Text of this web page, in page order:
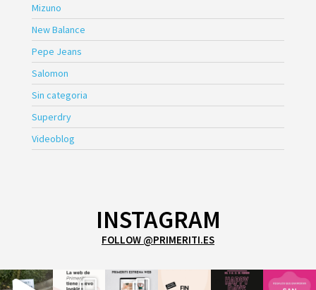
Mizuno
New Balance
Pepe Jeans
Salomon
Sin categoria
Superdry
Videoblog
INSTAGRAM
FOLLOW @PRIMERITI.ES